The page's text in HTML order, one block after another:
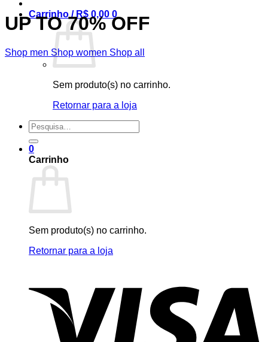
Carrinho /R$ 0,00 0
Sem produto(s) no carrinho.
Retornar para a loja
Pesquisar
por:
0
Carrinho
Sem produto(s) no carrinho.
Retornar para a loja
UP TO70% OFF
Shop men Shop women Shop all